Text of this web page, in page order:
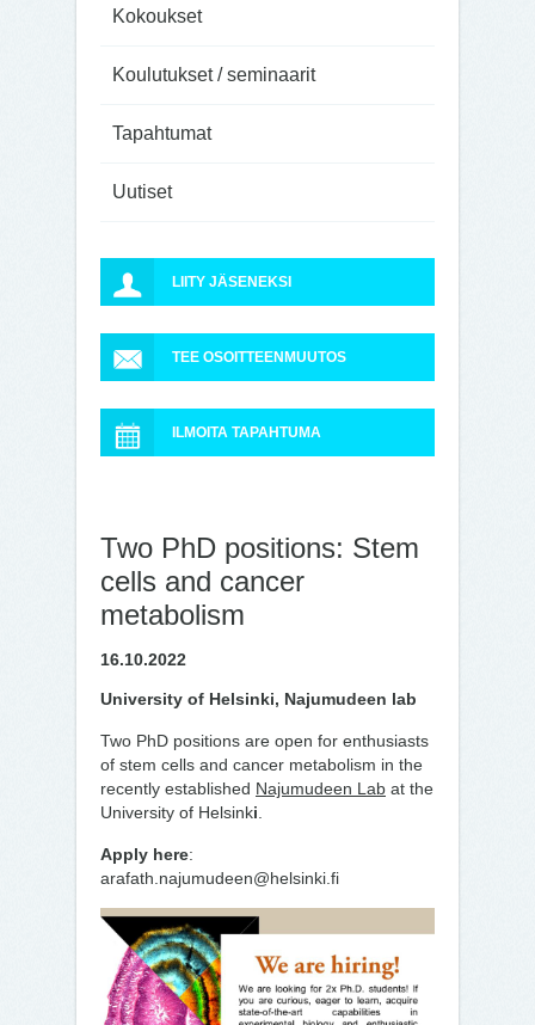
Kokoukset
Koulutukset / seminaarit
Tapahtumat
Uutiset
LIITY JÄSENEKSI
TEE OSOITTEENMUUTOS
ILMOITA TAPAHTUMA
Two PhD positions: Stem
cells and cancer
metabolism
16.10.2022
University of Helsinki, Najumudeen lab
Two PhD positions are open for enthusiasts
of stem cells and cancer metabolism in the
recently established Najumudeen Lab at the
University of Helsinki
Apply here:
arafath.najumudeen@helsinki.fi